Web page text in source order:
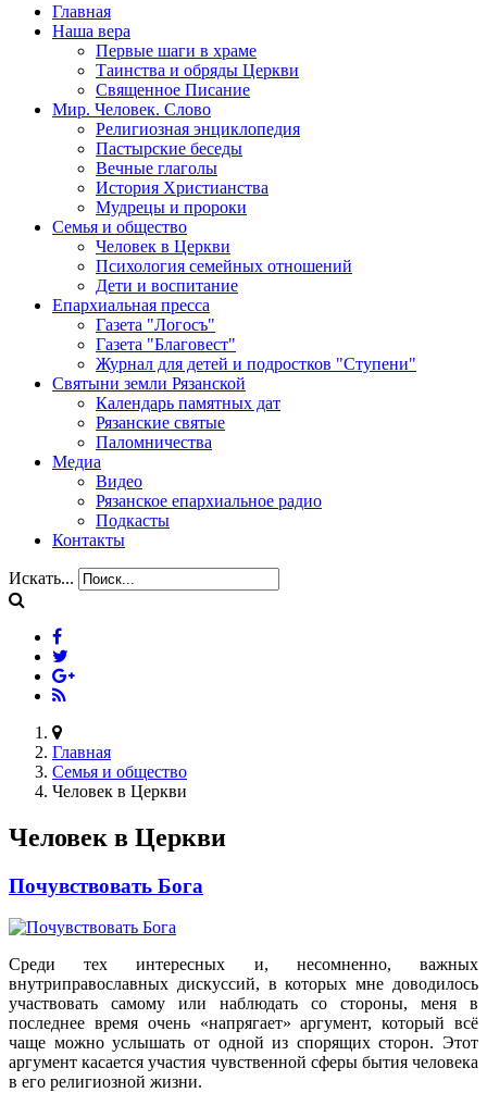
Главная
Наша вера
Первые шаги в храме
Таинства и обряды Церкви
Священное Писание
Мир. Человек. Слово
Религиозная энциклопедия
Пастырские беседы
Вечные глаголы
История Христианства
Мудрецы и пророки
Семья и общество
Человек в Церкви
Психология семейных отношений
Дети и воспитание
Епархиальная пресса
Газета "Логосъ"
Газета "Благовест"
Журнал для детей и подростков "Ступени"
Святыни земли Рязанской
Календарь памятных дат
Рязанские святые
Паломничества
Медиа
Видео
Рязанское епархиальное радио
Подкасты
Контакты
Искать...
Главная
Семья и общество
Человек в Церкви
Человек в Церкви
Почувствовать Бога
Среди тех интересных и, несомненно, важных
внутриправославных дискуссий, в которых мне доводилось
участвовать самому или наблюдать со стороны, меня в
последнее время очень «напрягает» аргумент, который всё
чаще можно услышать от одной из спорящих сторон. Этот
аргумент касается участия чувственной сферы бытия человека
в его религиозной жизни.